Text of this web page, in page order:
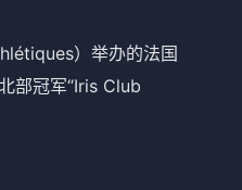
）举办的法国
部冠军“Iris Club